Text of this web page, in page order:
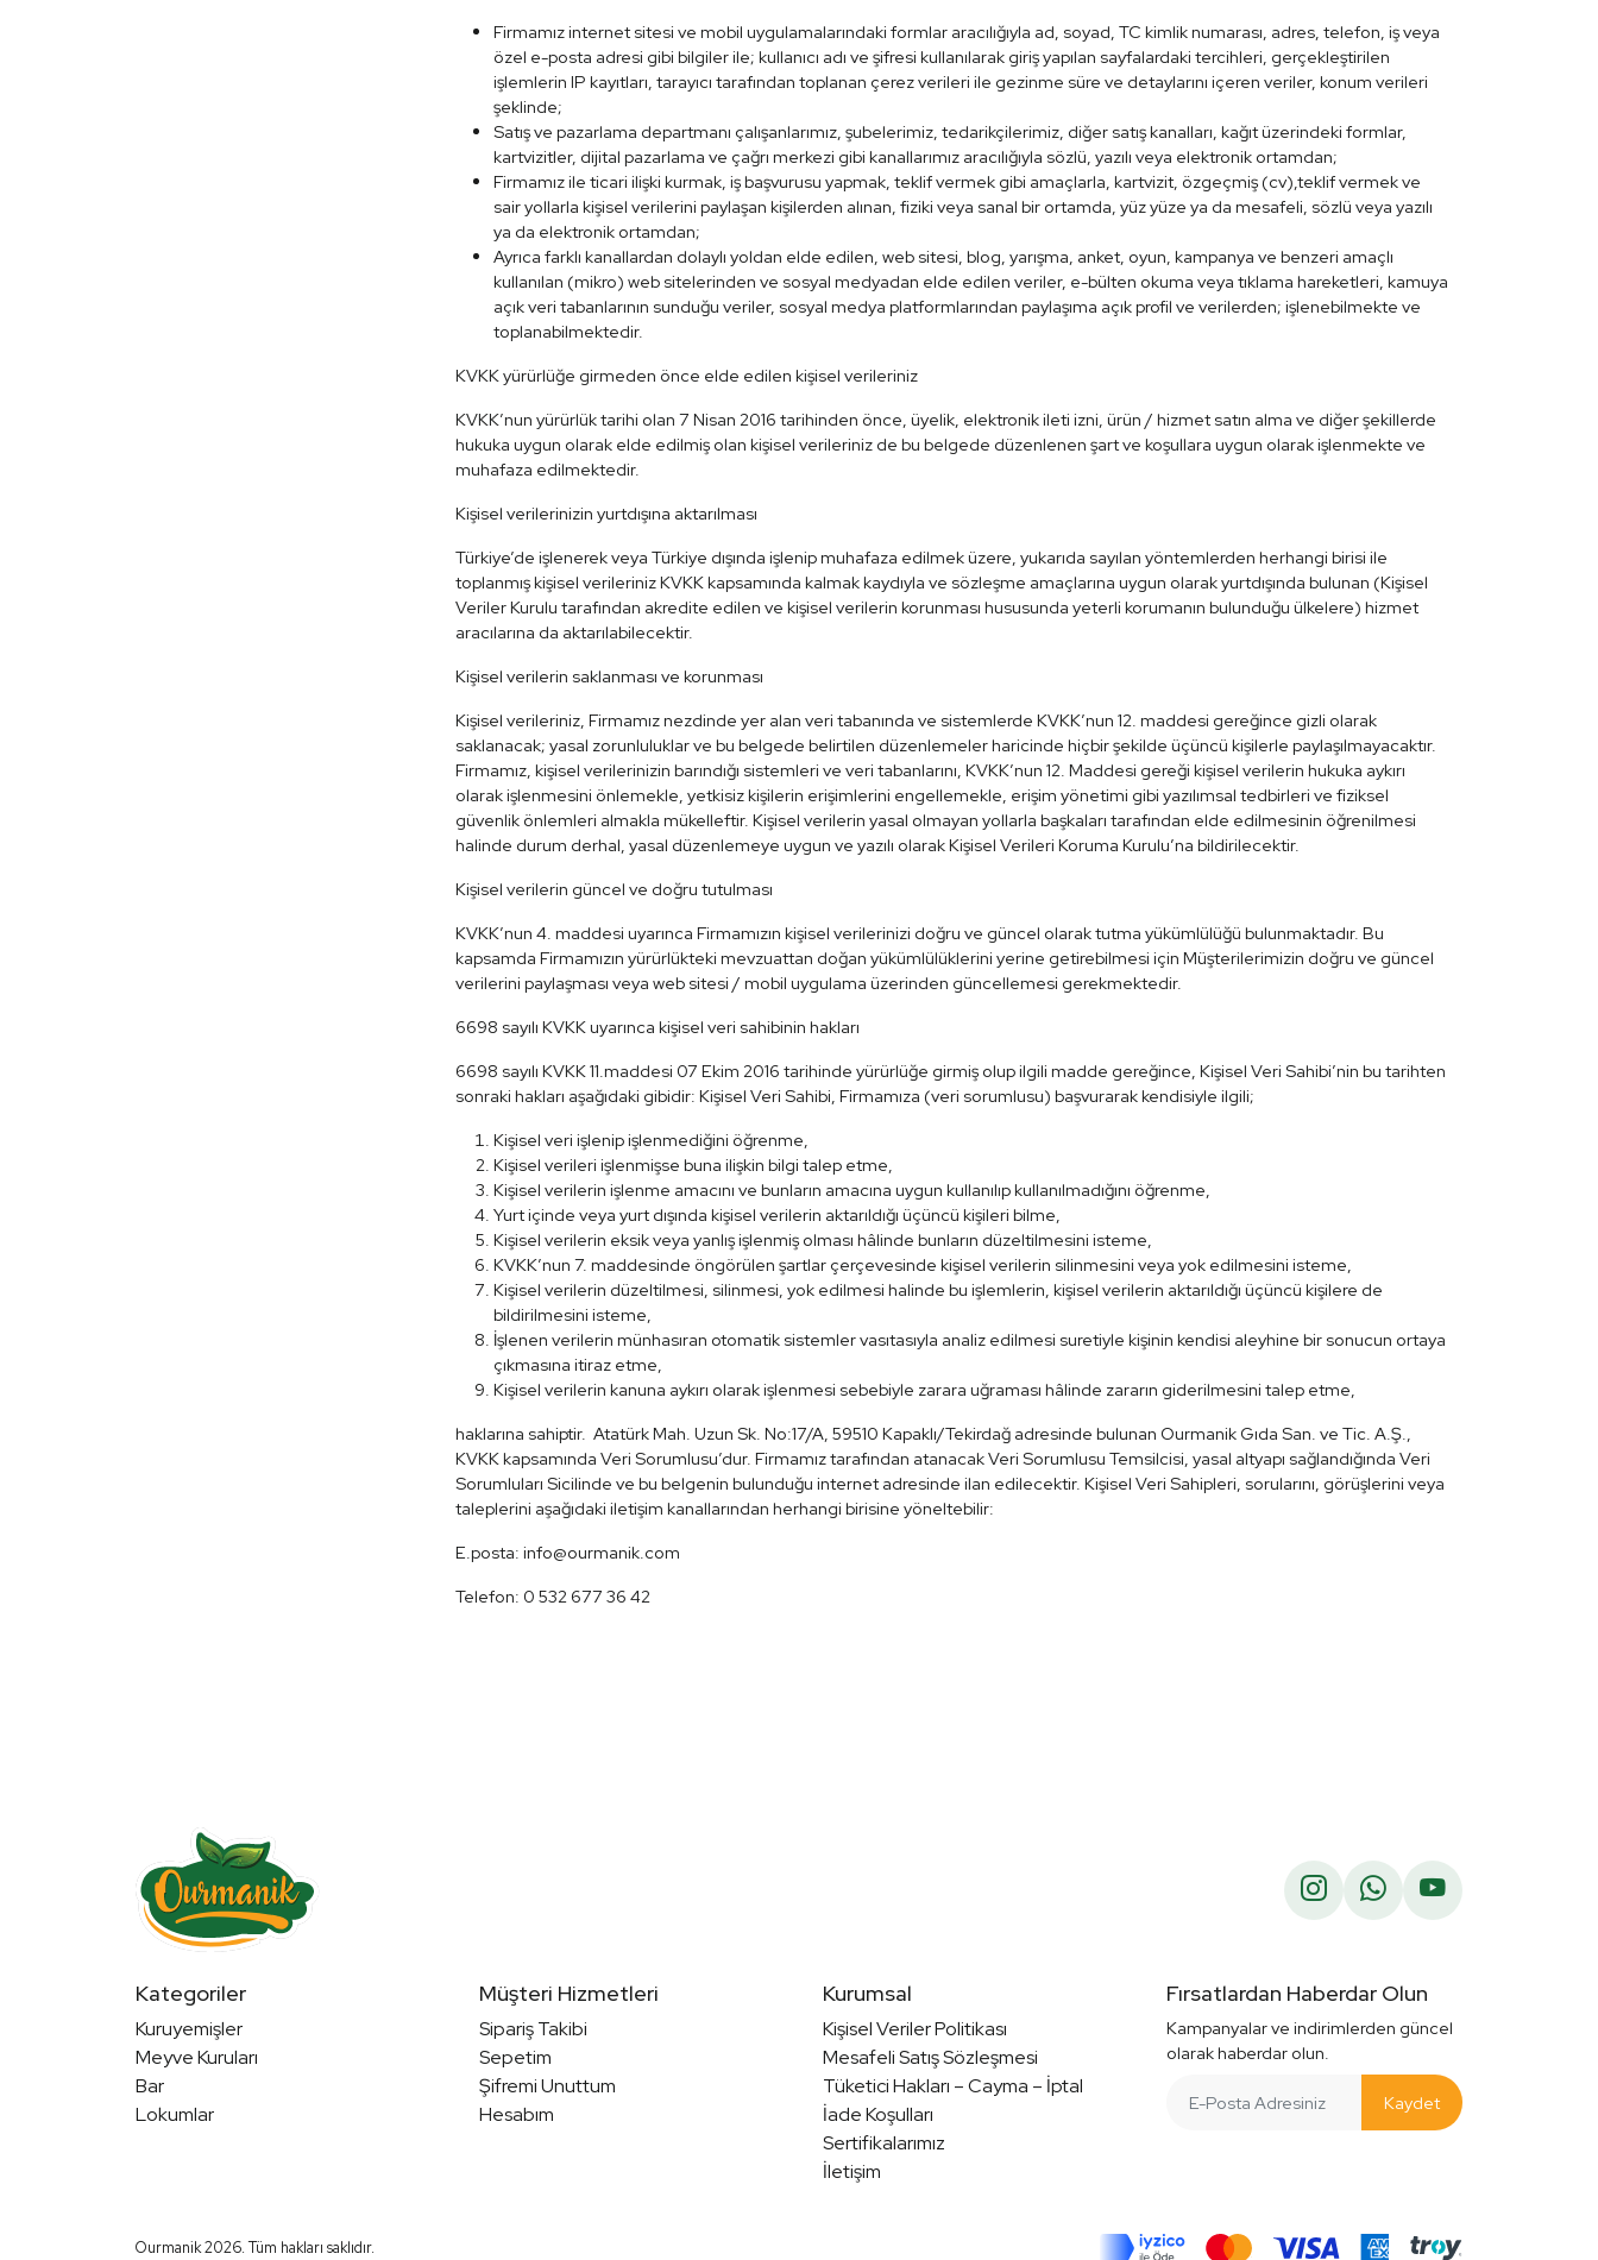
Firmamız internet sitesi ve mobil uygulamalarındaki formlar aracılığıyla ad, soyad, TC kimlik numarası, adres, telefon, iş veya
özel e-posta adresi gibi bilgiler ile; kullanıcı adı ve şifresi kullanılarak giriş yapılan sayfalardaki tercihleri, gerçekleştirilen
işlemlerin IP kayıtları, tarayıcı tarafından toplanan çerez verileri ile gezinme süre ve detaylarını içeren veriler, konum verileri
şeklinde;
Satış ve pazarlama departmanı çalışanlarımız, şubelerimiz, tedarikçilerimiz, diğer satış kanalları, kağıt üzerindeki formlar,
kartvizitler, dijital pazarlama ve çağrı merkezi gibi kanallarımız aracılığıyla sözlü, yazılı veya elektronik ortamdan;
Firmamız ile ticari ilişki kurmak, iş başvurusu yapmak, teklif vermek gibi amaçlarla, kartvizit, özgeçmiş (cv),teklif vermek ve
sair yollarla kişisel verilerini paylaşan kişilerden alınan, fiziki veya sanal bir ortamda, yüz yüze ya da mesafeli, sözlü veya yazılı
ya da elektronik ortamdan;
Ayrıca farklı kanallardan dolaylı yoldan elde edilen, web sitesi, blog, yarışma, anket, oyun, kampanya ve benzeri amaçlı
kullanılan (mikro) web sitelerinden ve sosyal medyadan elde edilen veriler, e-bülten okuma veya tıklama hareketleri, kamuya
açık veri tabanlarının sunduğu veriler, sosyal medya platformlarından paylaşıma açık profil ve verilerden; işlenebilmekte ve
toplanabilmektedir.
KVKK yürürlüğe girmeden önce elde edilen kişisel verileriniz
KVKK’nun yürürlük tarihi olan 7 Nisan 2016 tarihinden önce, üyelik, elektronik ileti izni, ürün / hizmet satın alma ve diğer şekillerde
hukuka uygun olarak elde edilmiş olan kişisel verileriniz de bu belgede düzenlenen şart ve koşullara uygun olarak işlenmekte ve
muhafaza edilmektedir.
Kişisel verilerinizin yurtdışına aktarılması
Türkiye’de işlenerek veya Türkiye dışında işlenip muhafaza edilmek üzere, yukarıda sayılan yöntemlerden herhangi birisi ile
toplanmış kişisel verileriniz KVKK kapsamında kalmak kaydıyla ve sözleşme amaçlarına uygun olarak yurtdışında bulunan (Kişisel
Veriler Kurulu tarafından akredite edilen ve kişisel verilerin korunması hususunda yeterli korumanın bulunduğu ülkelere) hizmet
aracılarına da aktarılabilecektir.
Kişisel verilerin saklanması ve korunması
Kişisel verileriniz, Firmamız nezdinde yer alan veri tabanında ve sistemlerde KVKK’nun 12. maddesi gereğince gizli olarak
saklanacak; yasal zorunluluklar ve bu belgede belirtilen düzenlemeler haricinde hiçbir şekilde üçüncü kişilerle paylaşılmayacaktır.
Firmamız, kişisel verilerinizin barındığı sistemleri ve veri tabanlarını, KVKK’nun 12. Maddesi gereği kişisel verilerin hukuka aykırı
olarak işlenmesini önlemekle, yetkisiz kişilerin erişimlerini engellemekle, erişim yönetimi gibi yazılımsal tedbirleri ve fiziksel
güvenlik önlemleri almakla mükelleftir. Kişisel verilerin yasal olmayan yollarla başkaları tarafından elde edilmesinin öğrenilmesi
halinde durum derhal, yasal düzenlemeye uygun ve yazılı olarak Kişisel Verileri Koruma Kurulu’na bildirilecektir.
Kişisel verilerin güncel ve doğru tutulması
KVKK’nun 4. maddesi uyarınca Firmamızın kişisel verilerinizi doğru ve güncel olarak tutma yükümlülüğü bulunmaktadır. Bu
kapsamda Firmamızın yürürlükteki mevzuattan doğan yükümlülüklerini yerine getirebilmesi için Müşterilerimizin doğru ve güncel
verilerini paylaşması veya web sitesi / mobil uygulama üzerinden güncellemesi gerekmektedir.
6698 sayılı KVKK uyarınca kişisel veri sahibinin hakları
6698 sayılı KVKK 11.maddesi 07 Ekim 2016 tarihinde yürürlüğe girmiş olup ilgili madde gereğince, Kişisel Veri Sahibi’nin bu tarihten
sonraki hakları aşağıdaki gibidir: Kişisel Veri Sahibi, Firmamıza (veri sorumlusu) başvurarak kendisiyle ilgili;
Kişisel veri işlenip işlenmediğini öğrenme,
Kişisel verileri işlenmişse buna ilişkin bilgi talep etme,
Kişisel verilerin işlenme amacını ve bunların amacına uygun kullanılıp kullanılmadığını öğrenme,
Yurt içinde veya yurt dışında kişisel verilerin aktarıldığı üçüncü kişileri bilme,
Kişisel verilerin eksik veya yanlış işlenmiş olması hâlinde bunların düzeltilmesini isteme,
KVKK’nun 7. maddesinde öngörülen şartlar çerçevesinde kişisel verilerin silinmesini veya yok edilmesini isteme,
Kişisel verilerin düzeltilmesi, silinmesi, yok edilmesi halinde bu işlemlerin, kişisel verilerin aktarıldığı üçüncü kişilere de
bildirilmesini isteme,
İşlenen verilerin münhasıran otomatik sistemler vasıtasıyla analiz edilmesi suretiyle kişinin kendisi aleyhine bir sonucun ortaya
çıkmasına itiraz etme,
Kişisel verilerin kanuna aykırı olarak işlenmesi sebebiyle zarara uğraması hâlinde zararın giderilmesini talep etme,
haklarına sahiptir. Atatürk Mah. Uzun Sk. No:17/A, 59510 Kapaklı/Tekirdağ adresinde bulunan Ourmanik Gıda San. ve Tic. A.Ş.,
KVKK kapsamında Veri Sorumlusu’dur. Firmamız tarafından atanacak Veri Sorumlusu Temsilcisi, yasal altyapı sağlandığında Veri
Sorumluları Sicilinde ve bu belgenin bulunduğu internet adresinde ilan edilecektir. Kişisel Veri Sahipleri, sorularını, görüşlerini veya
taleplerini aşağıdaki iletişim kanallarından herhangi birisine yöneltebilir:
E.posta: info@ourmanik.com
Telefon: 0 532 677 36 42
Kategoriler
Kuruyemişler
Meyve Kuruları
Bar
Lokumlar
Müşteri Hizmetleri
Sipariş Takibi
Sepetim
Şifremi Unuttum
Hesabım
Kurumsal
Kişisel Veriler Politikası
Mesafeli Satış Sözleşmesi
Tüketici Hakları – Cayma – İptal
İade Koşulları
Sertifikalarımız
İletişim
Fırsatlardan Haberdar Olun
Kampanyalar ve indirimlerden güncel
olarak haberdar olun.
Kaydet
Ourmanik 2026. Tüm hakları saklıdır.